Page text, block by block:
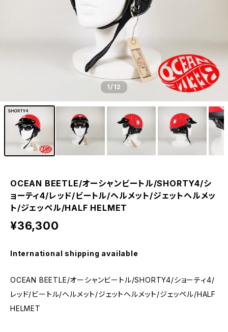
1/12
OCEAN BEETLE/オーシャンビートル/SHORTY4/シ
ョーティ4/レッド/ビートル/ヘルメット/ジェットヘルメッ
ト/ジェッペル/HALF HELMET
¥36,300
International shipping available
OCEAN BEETLE/オーシャンビートル/SHORTY4/ショーティ4/
レッド/ビートル/ヘルメット/ジェットヘルメット/ジェッペル/HALF
HELMET